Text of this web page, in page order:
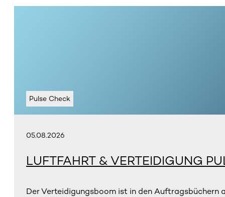
Pulse Check
05.08.2026
LUFTFAHRT & VERTEIDIGUNG
Der Verteidigungsboom ist in den Auftragsbüchern